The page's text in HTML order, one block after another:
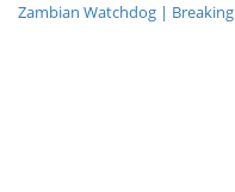
Zambian Watchdog |